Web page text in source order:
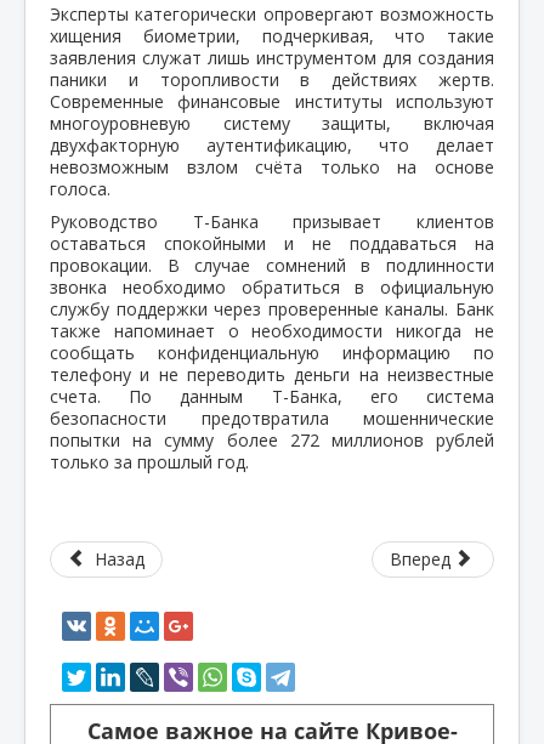
Эксперты категорически опровергают возможность
хищения биометрии, подчеркивая, что такие
заявления служат лишь инструментом для создания
паники и торопливости в действиях жертв.
Современные финансовые институты используют
многоуровневую систему защиты, включая
двухфакторную аутентификацию, что делает
невозможным взлом счёта только на основе
голоса.
Руководство Т-Банка призывает клиентов
оставаться спокойными и не поддаваться на
провокации. В случае сомнений в подлинности
звонка необходимо обратиться в официальную
службу поддержки через проверенные каналы. Банк
также напоминает о необходимости никогда не
сообщать конфиденциальную информацию по
телефону и не переводить деньги на неизвестные
счета. По данным Т-Банка, его система
безопасности предотвратила мошеннические
попытки на сумму более 272 миллионов рублей
только за прошлый год.
Назад Вперед
Самое важное на сайте Кривое-